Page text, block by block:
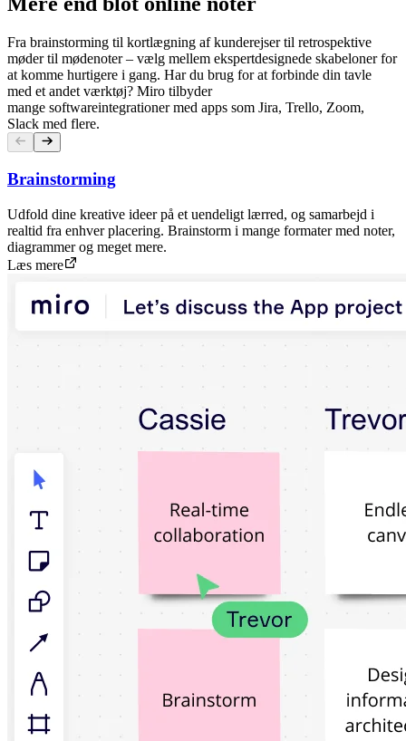
Fra brainstorming til kortlægning af kunderejser til retrospektive
møder til mødenoter – vælg mellem ekspertdesignede skabeloner for
at komme hurtigere i gang. Har du brug for at forbinde din tavle
med et andet værktøj? Miro tilbyder
mange softwareintegrationer med apps som Jira, Trello, Zoom,
Slack med flere.
Brainstorming
Udfold dine kreative ideer på et uendeligt lærred, og samarbejd i
realtid fra enhver placering. Brainstorm i mange formater med noter,
diagrammer og meget mere.
Læs mere